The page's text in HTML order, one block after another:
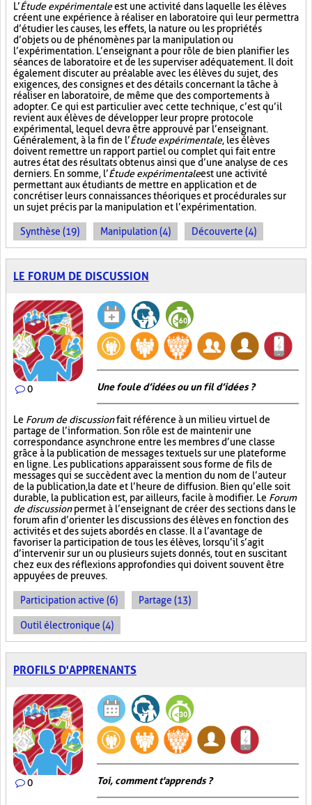
L’Étude expérimentaleest une activité dans laquelle les élèves
créent une expérience à réaliser en laboratoire qui leur permettra
d’étudier les causes, les effets, la nature ou les propriétés
d’objets ou de phénomènes par la manipulation ou
l’expérimentation. L’enseignant a pour rôle de bien planifier les
séances de laboratoire et de les superviser adéquatement. Il doit
également discuter au préalable avec les élèves du sujet, des
exigences, des consignes et des détails concernant la tâche à
réaliser en laboratoire, de même que des comportements à
adopter. Ce qui est particulier avec cette technique, c’est qu’il
revient aux élèves de développer leur propre protocole
expérimental, lequel devra être approuvé par l’enseignant.
Généralement, à la fin de l’Étude expérimentale, les élèves
doivent remettre un rapport partiel ou complet qui fait entre
autres état des résultats obtenus ainsi que d’une analyse de ces
derniers. En somme, l’Étude expérimentaleest une activité
permettant aux étudiants de mettre en application et de
concrétiser leurs connaissances théoriques et procédurales sur
un sujet précis par la manipulation et l’expérimentation.
Synthèse (19) Manipulation (4) Découverte (4)
LE FORUM DE DISCUSSION
0 Une foule d’idées ou un fil d’idées ?
Le Forum de discussionfait référence à un milieu virtuel de
partage de l’information. Son rôle est de maintenir une
correspondance asynchrone entre les membres d’une classe
grâce à la publication de messages textuels sur une plateforme
en ligne. Les publications apparaissent sous forme de fils de
messages qui se succèdent avec la mention du nom de l’auteur
de la publication, la date et l’heure de diffusion. Bien qu’elle soit
durable, la publication est, par ailleurs, facile à modifier. Le Forum
de discussionpermet à l’enseignant de créer des sections dans le
forum afin d’orienter les discussions des élèves en fonction des
activités et des sujets abordés en classe. Il a l’avantage de
favoriser la participation de tous les élèves, lorsqu’il s’agit
d’intervenir sur un ou plusieurs sujets donnés, tout en suscitant
chez eux des réflexions approfondies qui doivent souvent être
appuyées de preuves.
Participation active (6) Partage (13)
Outil électronique (4)
PROFILS D'APPRENANTS
0 Toi, comment t'apprends ?